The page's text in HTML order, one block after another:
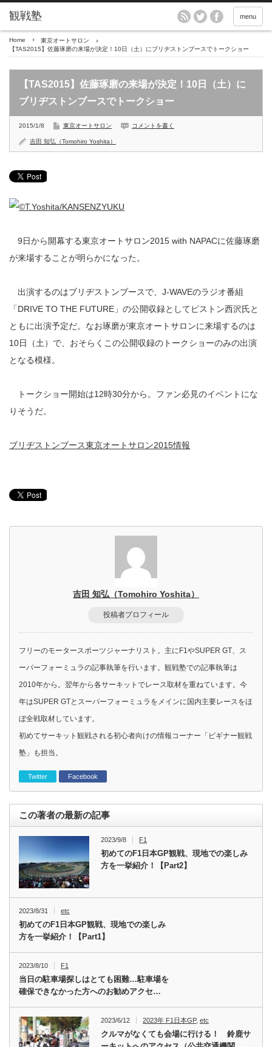
menu
Home
東京オートサロン
【TAS2015】佐藤琢磨の来場が決定！10日（土）にブリヂストンブースでトークショー
【TAS2015】佐藤琢磨の来場が決定！10日（土）に
ブリヂストンブースでトークショー
2015/1/8 東京オートサロン コメントを書く
吉田 知弘（Tomohiro Yoshita）
9日から開幕する東京オートサロン2015 with NAPACに佐藤琢磨
が来場することが明らかになった。
出演するのはブリヂストンブースで、J-WAVEのラジオ番組
「DRIVE TO THE FUTURE」の公開収録としてピストン西沢氏と
ともに出演予定だ。なお琢磨が東京オートサロンに来場するのは
10日（土）で、おそらくこの公開収録のトークショーのみの出演
となる模様。
トークショー開始は12時30分から。ファン必見のイベントにな
りそうだ。
ブリヂストンブース東京オートサロン2015情報
吉田 知弘（Tomohiro Yoshita）
投稿者プロフィール
フリーのモータースポーツジャーナリスト。主にF1やSUPER GT、ス
ーパーフォーミュラの記事執筆を行います。観戦塾での記事執筆は
2010年から。翌年から各サーキットでレース取材を重ねています。今
年はSUPER GTとスーパーフォーミュラをメインに国内主要レースをほ
ぼ全戦取材しています。
初めてサーキット観戦される初心者向けの情報コーナー「ビギナー観戦
塾」も担当。
Twitter Facebook
この著者の最新の記事
2023/9/8 F1
初めてのF1日本GP観戦、現地での楽しみ
方を一挙紹介！【Part2】
2023/8/31 etc
初めてのF1日本GP観戦、現地での楽しみ
方を一挙紹介！【Part1】
2023/8/10 F1
当日の駐車場探しはとても困難…駐車場を
確保できなかった方へのお勧めアクセ…
2023/6/12 2023年 F1日本GP,etc
クルマがなくても会場に行ける！ 鈴鹿サ